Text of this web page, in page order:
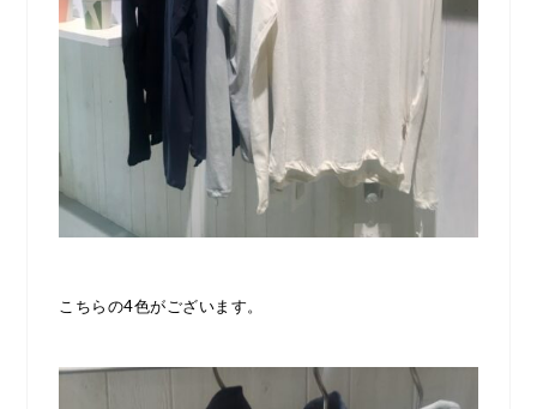
こちらの4色がございます。